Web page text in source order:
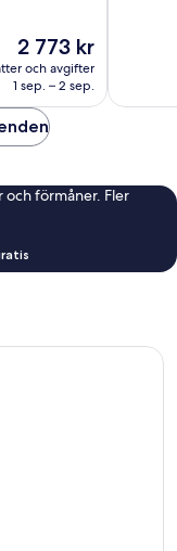
Priset
är
2 773 kr
2 773 kr
och avgifter
1 sep. – 2 sep.
och förmåner. Fler